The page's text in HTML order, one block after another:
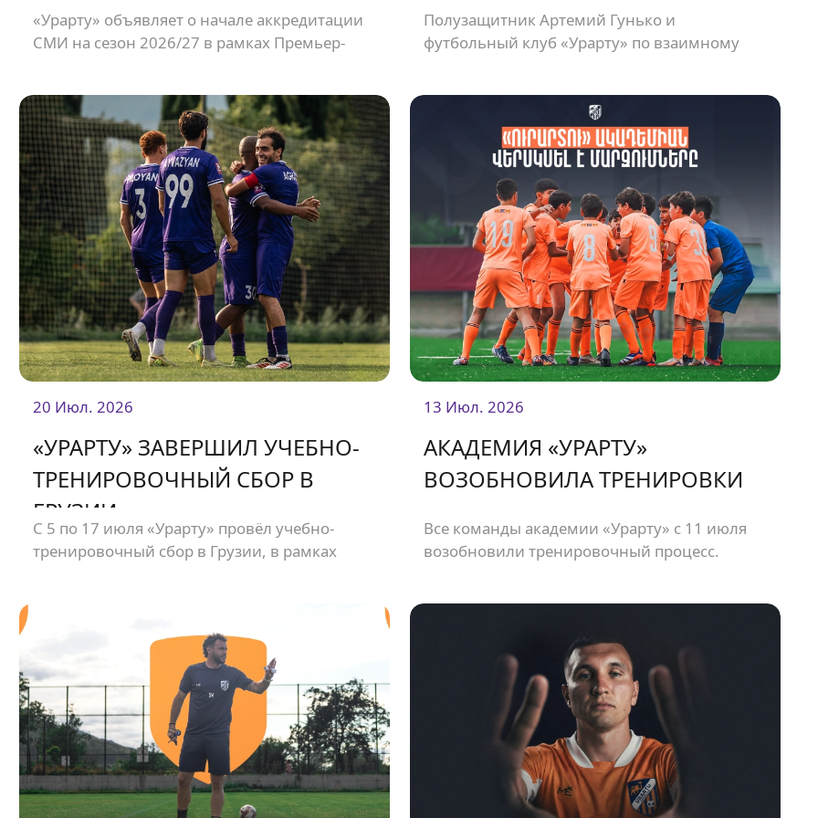
«Урарту» объявляет о начале аккредитации
СМИ на сезон 2026/27 в рамках Премьер-
Полузащитник Артемий Гунько и
футбольный клуб «Урарту» по взаимному
20 Июл. 2026
«УРАРТУ» ЗАВЕРШИЛ УЧЕБНО-
ТРЕНИРОВОЧНЫЙ СБОР В
ГРУЗИИ
С 5 по 17 июля «Урарту» провёл учебно-
тренировочный сбор в Грузии, в рамках
13 Июл. 2026
АКАДЕМИЯ «УРАРТУ»
ВОЗОБНОВИЛА ТРЕНИРОВКИ
Все команды академии «Урарту» с 11 июля
возобновили тренировочный процесс.